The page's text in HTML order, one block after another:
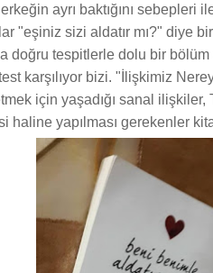
erkeğin ayrı baktığını sebepleri
"eşiniz sizi aldatır mı?" diye
doğru tespitlerle dolu bir
karşılıyor bizi. "İlişkimiz
için yaşadığı sanal
haline yapılması gerekenler